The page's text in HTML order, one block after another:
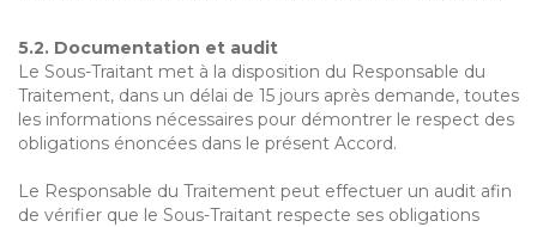
5.2. Documentation et audit
Le Sous-Traitant met à la disposition du Responsable du
Traitement, dans un délai de 15 jours après demande, toutes
les informations nécessaires pour démontrer le respect des
obligations énoncées dans le présent Accord.
Le Responsable du Traitement peut effectuer un audit afin
de vérifier que le Sous-Traitant respecte ses obligations